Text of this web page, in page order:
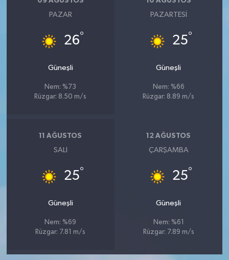
PAZAR
26°
Güneşli
Nem: %73
Rüzgar: 8.50 m/s
PAZARTESI
25°
Güneşli
Nem: %66
Rüzgar: 8.89 m/s
11 AĞUSTOS
SALI
25°
Güneşli
Nem: %69
Rüzgar: 7.81 m/s
12 AĞUSTOS
ÇARŞAMBA
25°
Güneşli
Nem: %61
Rüzgar: 7.89 m/s